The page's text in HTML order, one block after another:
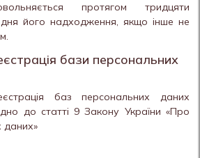
протягом тридцяти
його надходження, якщо інше не
бази персональних
баз персональних даних
до статті 9 Закону України «Про
даних»